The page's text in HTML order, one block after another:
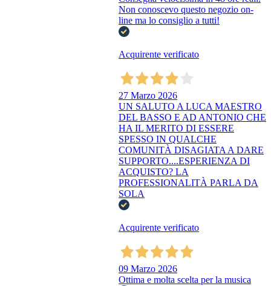
Non conoscevo questo negozio on-
line ma lo consiglio a tutti!
Acquirente verificato
27 Marzo 2026
UN SALUTO A LUCA MAESTRO
DEL BASSO E AD ANTONIO CHE
HA IL MERITO DI ESSERE
SPESSO IN QUALCHE
COMUNITÀ DISAGIATA A DARE
SUPPORTO....ESPERIENZA DI
ACQUISTO? LA
PROFESSIONALITÀ PARLA DA
SOLA
Acquirente verificato
09 Marzo 2026
Ottima e molta scelta per la musica